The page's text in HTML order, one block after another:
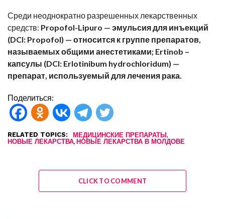
Среди неоднократно разрешенных лекарственных
средств: Propofol-Lipuro — эмульсия для инъекций
(DCI: Propofol) — относится к группе препаратов,
называемых общими анестетиками; Ertinob –
капсулы (DCI: Erlotinibum hydrochloridum) —
препарат, используемый для лечения рака.
Поделиться:
RELATED TOPICS: МЕДИЦИНСКИЕ ПРЕПАРАТЫ ,
НОВЫЕ ЛЕКАРСТВА, НОВЫЕ ЛЕКАРСТВА В МОЛДОВЕ
CLICK TO COMMENT